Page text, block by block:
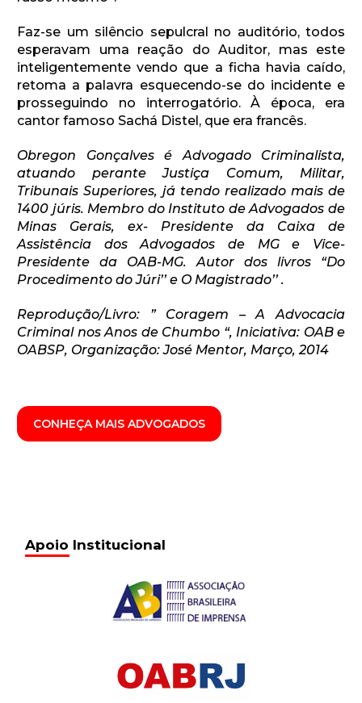
Faz-se um silêncio sepulcral no auditório, todos
esperavam uma reação do Auditor, mas este
inteligentemente vendo que a ficha havia caído,
retoma a palavra esquecendo-se do incidente e
prosseguindo no interrogatório. À época, era
cantor famoso Sachá Distel, que era francês.
Obregon Gonçalves é Advogado Criminalista,
atuando perante Justiça Comum, Militar,
Tribunais Superiores, já tendo realizado mais de
1400 júris. Membro do Instituto de Advogados de
Minas Gerais, ex- Presidente da Caixa de
Assistência dos Advogados de MG e Vice-
Presidente da OAB-MG. Autor dos livros “Do
Procedimento do Júri’’ e O Magistrado’’ .
Reprodução/Livro: ” Coragem – A Advocacia
Criminal nos Anos de Chumbo “, Iniciativa: OAB e
OABSP, Organização: José Mentor, Março, 2014
CONHEÇA MAIS ADVOGADOS
Apoio Institucional